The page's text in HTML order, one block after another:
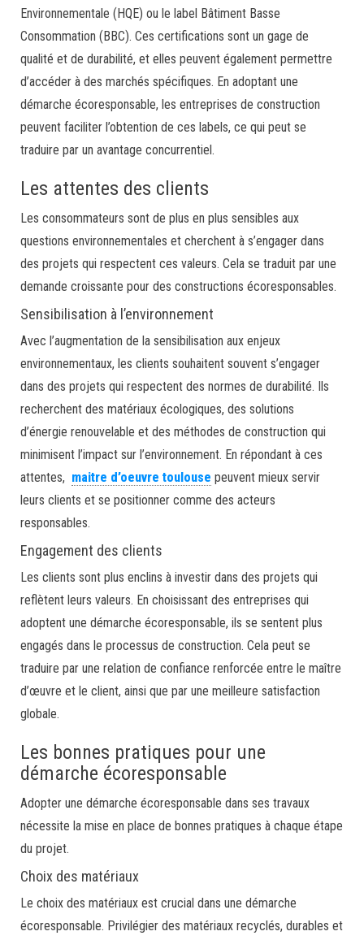
Environnementale (HQE) ou le label Bâtiment Basse
Consommation (BBC). Ces certifications sont un gage de
qualité et de durabilité, et elles peuvent également permettre
d’accéder à des marchés spécifiques. En adoptant une
démarche écoresponsable, les entreprises de construction
peuvent faciliter l’obtention de ces labels, ce qui peut se
traduire par un avantage concurrentiel.
Les attentes des clients
Les consommateurs sont de plus en plus sensibles aux
questions environnementales et cherchent à s’engager dans
des projets qui respectent ces valeurs. Cela se traduit par une
demande croissante pour des constructions écoresponsables.
Sensibilisation à l’environnement
Avec l’augmentation de la sensibilisation aux enjeux
environnementaux, les clients souhaitent souvent s’engager
dans des projets qui respectent des normes de durabilité. Ils
recherchent des matériaux écologiques, des solutions
d’énergie renouvelable et des méthodes de construction qui
minimisent l’impact sur l’environnement. En répondant à ces
attentes, maitre d’oeuvre toulouse peuvent mieux servir
leurs clients et se positionner comme des acteurs
responsables.
Engagement des clients
Les clients sont plus enclins à investir dans des projets qui
reflètent leurs valeurs. En choisissant des entreprises qui
adoptent une démarche écoresponsable, ils se sentent plus
engagés dans le processus de construction. Cela peut se
traduire par une relation de confiance renforcée entre le maître
d’œuvre et le client, ainsi que par une meilleure satisfaction
globale.
Les bonnes pratiques pour une
démarche écoresponsable
Adopter une démarche écoresponsable dans ses travaux
nécessite la mise en place de bonnes pratiques à chaque étape
du projet.
Choix des matériaux
Le choix des matériaux est crucial dans une démarche
écoresponsable. Privilégier des matériaux recyclés, durables et